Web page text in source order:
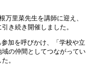
里菜先生を講師に迎え、
き続き開催しました。
加を呼びかけ、「学校や立
の仲間としてつながってい
。